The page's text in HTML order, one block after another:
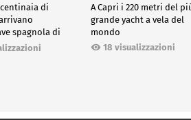
di
spagnola di
A Capri i 220 metri del
grande yacht a vela del
mondo
18 visualizzazioni